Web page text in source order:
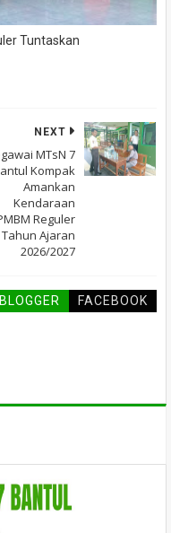
Tuntaskan
NEXT
MTsN 7
Kompak
Amankan
Kendaraan
Reguler
Tahun Ajaran
2026/2027
BLOGGER FACEBOOK